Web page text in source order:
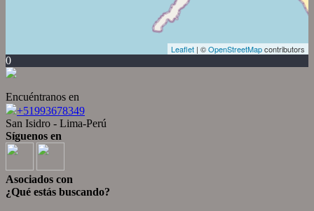
Leaflet | ©OpenStreetMapcontributors
0
Encuéntranos en
+51993678349
San Isidro - Lima-Perú
Síguenos en
Asociados con
¿Qué estás buscando?